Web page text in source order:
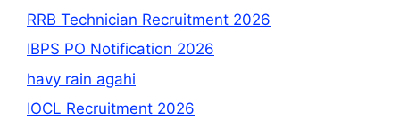
RRB Technician Recruitment 2026
IBPS PO Notification 2026
havy rain agahi
IOCL Recruitment 2026